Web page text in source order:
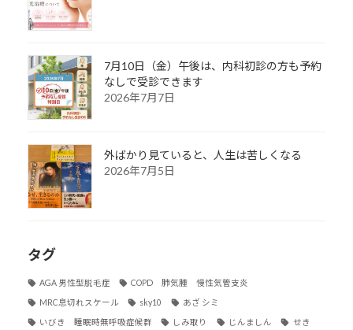
7月10日（金）午後は、内科初診の方も予約
なしで受診できます
2026年7月7日
外ばかり見ていると、人生は苦しくなる
2026年7月5日
タグ
AGA 男性型脱毛症 COPD 肺気腫 慢性気管支炎
MRC息切れスケール sky10 あざ シミ
いびき 睡眠時無呼吸症候群 しみ取り じんましん せき